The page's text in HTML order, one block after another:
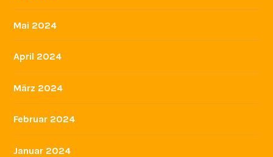
Mai 2024
April 2024
März 2024
Februar 2024
Januar 2024